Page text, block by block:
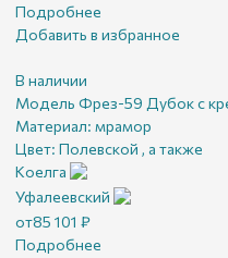
Подробнее
Добавить в избранное
В наличии
Модель Фрез-59 Дубок с
Материал: мрамор
Цвет: Полевской , а также
Коелга
Уфалеевский
от85 101 ₽
Подробнее